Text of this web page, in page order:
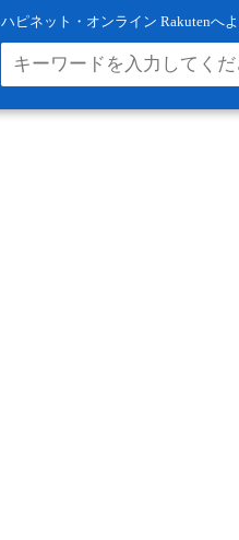
ハピネット・オンライン Rakuten